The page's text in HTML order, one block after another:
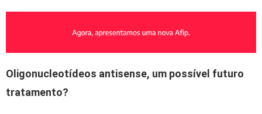
Oligonucleotídeos antisense, um possível futuro
tratamento?